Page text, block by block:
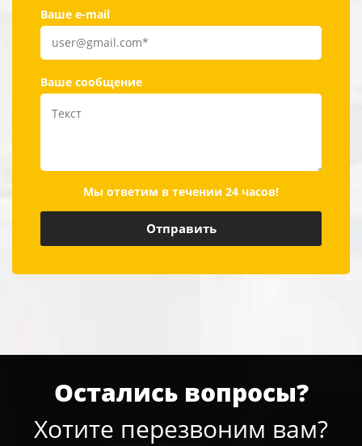
Ваше e-mail
Ваше сообщение
Мы ответим в течении 24 часов!
Остались вопросы?
Хотите перезвоним вам?